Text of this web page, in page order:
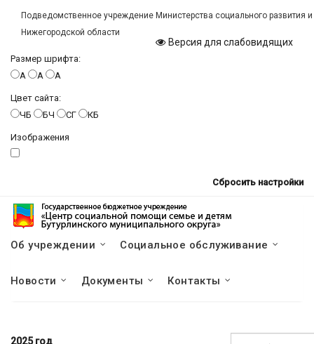
Подведомственное учреждение Министерства социального развития
Нижегородской области
Версия для слабовидящих
Размер шрифта:
A
A A
Цвет сайта:
ЧБ
БЧ СГ КБ
Изображения
Сбросить настройки
Об учреждении Социальное обслуживание
Новости Документы Контакты
2025 год